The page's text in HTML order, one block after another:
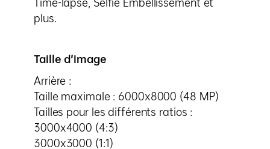
Time-lapse, Selfie Embellissement et
plus.
Taille d'image
Arrière :
Taille maximale : 6000x8000 (48 MP)
Tailles pour les différents ratios :
3000x4000 (4:3)
3000x3000 (1:1)